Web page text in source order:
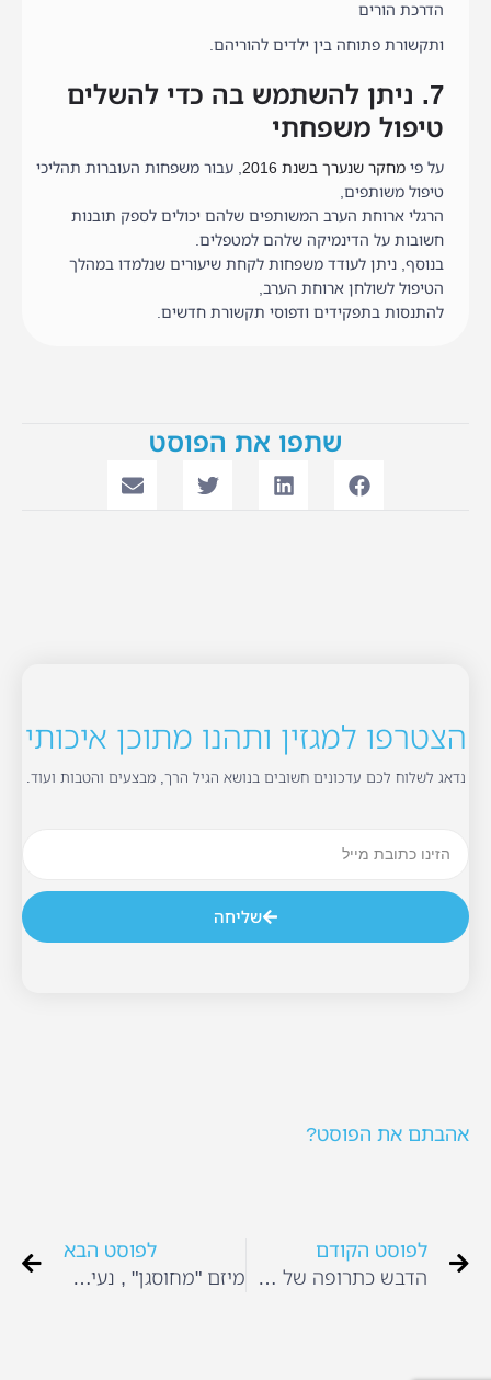
הדרכת הורים
ותקשורת פתוחה בין ילדים להוריהם.
7. ניתן להשתמש בה כדי להשלים
טיפול משפחתי
על פי מחקר שנערך בשנת 2016
, עבור משפחות העוברות תהליכי
טיפול משותפים,
הרגלי ארוחת הערב המשותפים שלהם יכולים לספק תובנות
חשובות על הדינמיקה שלהם למטפלים.
בנוסף, ניתן לעודד משפחות לקחת שיעורים שנלמדו במהלך
הטיפול לשולחן ארוחת הערב,
להתנסות בתפקידים ודפוסי תקשורת חדשים.
שתפו את הפוסט
הצטרפו למגזין ותהנו מתוכן איכותי
נדאג לשלוח לכם עדכונים חשובים בנושא הגיל הרך, מבצעים והטבות ועוד.
שליחה
אהבתם את הפוסט?
לפוסט הקודם
הדבש כתרופה של אימא טבע
לפוסט הבא
מיזם "מחוסגן" , נעים להכיר.